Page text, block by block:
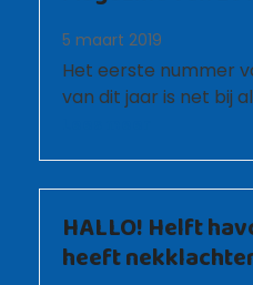
5 maart 2019
Het eerste nummer
van dit jaar is net bij
HALLO! Helft
heeft